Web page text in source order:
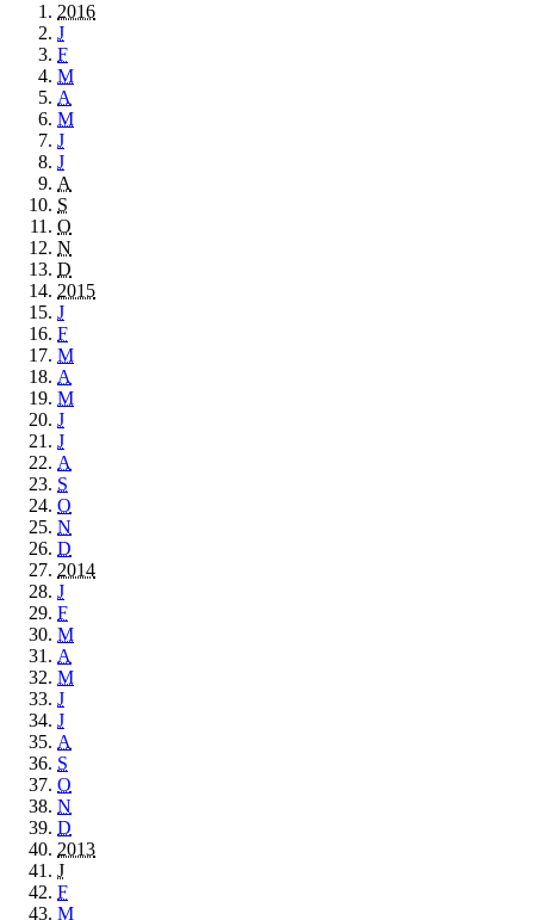
2016
J
F
M
A
M
J
J
A
S
O
N
D
2015
J
F
M
A
M
J
J
A
S
O
N
D
2014
J
F
M
A
M
J
J
A
S
O
N
D
2013
J
F
M